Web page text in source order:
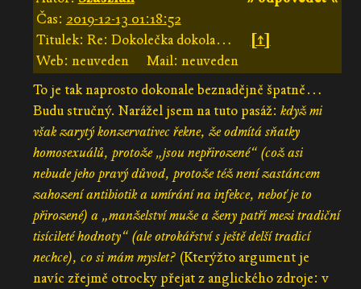
Čas: 2019-12-13 01:18:52
Titulek: Re: Dokolečka dokola…
[↑]
Web: neuveden
Mail: neuveden
To je tak naprosto dokonale beznadějně špatně…
Budu stručný. Narážel jsem na tuto pasáž: když mi
však zarytý konzervativec řekne, že odmítá sňatky
homosexuálů, protože „jsou nepřirozené“ (což asi
nebude jeho pravý důvod, protože též není zastáncem
zahození antibiotik a umírání na infekce, neboť je to
přirozené) a „manželství muže a ženy patří mezi tradiční
tisícileté hodnoty“ (ale otrokářství s ještě delší tradicí
nechce), co si mám myslet?(Kterýžto argument je
navíc zřejmě otrocky přejat z anglického zdroje: v